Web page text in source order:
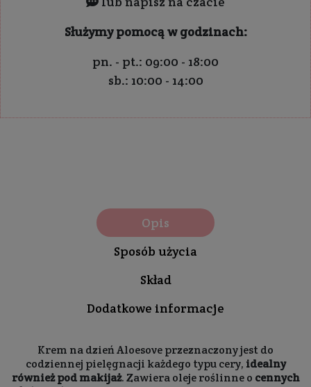
Służymy pomocą w godzinach:
pn. - pt.: 09:00 - 18:00
sb.: 10:00 - 14:00
Opis
Sposób użycia
Skład
Dodatkowe informacje
Krem na dzień Aloesove przeznaczony jest do
codziennej pielęgnacji każdego typu cery, idealny
również pod makijaż. Zawiera oleje roślinne o cennych